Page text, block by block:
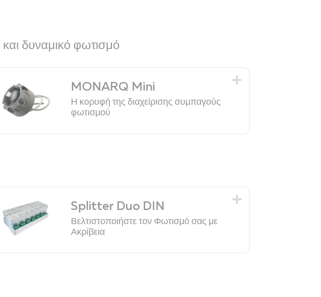
δυναμικό φωτισμό
MONARQ Mini
Η κορυφή της διαχείρισης συμπαγούς
φωτισμού
Splitter Duo DIN
Βελτιστοποιήστε τον Φωτισμό σας με
Ακρίβεια